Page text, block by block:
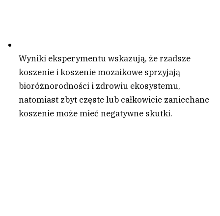
Wyniki eksperymentu wskazują, że rzadsze
koszenie i koszenie mozaikowe sprzyjają
bioróżnorodności i zdrowiu ekosystemu,
natomiast zbyt częste lub całkowicie zaniechane
koszenie może mieć negatywne skutki.